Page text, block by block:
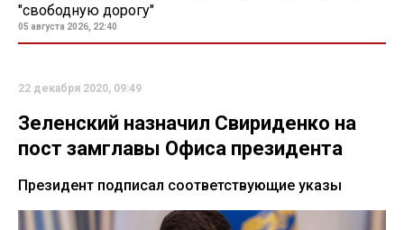
"свободную дорогу"
05 августа 2026, 22:40
22 декабря 2020, 09:49
Зеленский назначил Свириденко на
пост замглавы Офиса президента
Президент подписал соответствующие указы